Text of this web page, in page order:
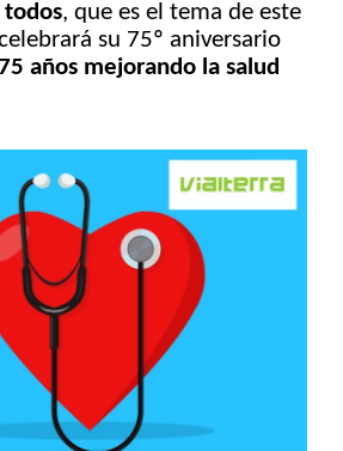
todos, que es el tema de este
su 75º aniversario
años mejorando la salud